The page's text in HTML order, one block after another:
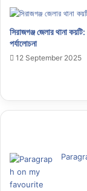
সিরাজগঞ্জ জেলার থানা
পর্যালোচনা
12 September 2025